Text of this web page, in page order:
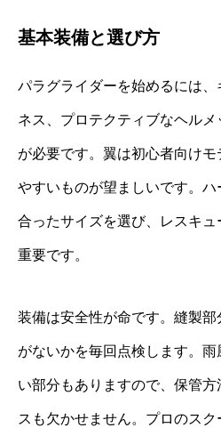
基本装備と選び方
パラグライダーを始めるには
ネス、プロテクティブなヘル
が必要です。翼は初心者向け
やすいものが望ましいです。
合ったサイズを選び、レスキ
重要です。
装備は安全性が命です。縫製
がないかを毎回点検します。
い部分もありますので、保管
スも欠かせません。プロのス